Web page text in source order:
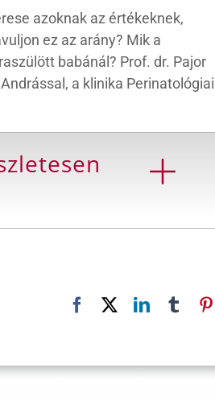
azoknak az értékeknek,
ez az arány? Mik a
babánál? Prof. dr. Pajor
a klinika Perinatológiai